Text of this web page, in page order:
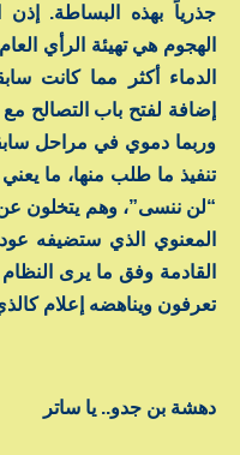
جذرياً بهذه البساطة.
الهجوم هي تهيئة الرأي
الدماء أكثر مما كانت
إضافة لفتح باب التصالح
وربما دموي في مراحل
تنفيذ ما طلب منها، ما
“لن ننسى”، وهم يتخلون
المعنوي الذي ستضيفه
القادمة وفق ما يرى
تعرفون ويناهضه إعلام
دهشة بن جدو.. يا ساتر